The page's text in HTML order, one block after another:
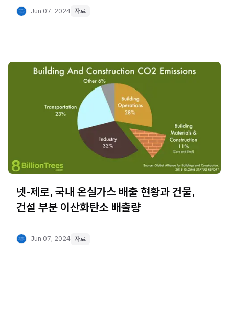
Jun 07, 2024 자료
넷-제로, 국내 온실가스 배출 현황과 건물,
건설 부분 이산화탄소 배출량
Jun 07, 2024 자료